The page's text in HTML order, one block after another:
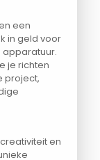
een
in geld voor
je richten
project,
en